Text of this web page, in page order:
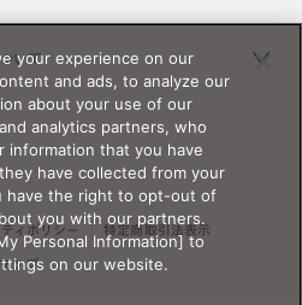
いて
ィポリシー 特定商取引法表示
ップ
your experience on our
and ads, to analyze our
about your use of our
analytics partners, who
information that you have
have collected from your
have the right to opt-out of
you with our partners.
Personal Information] to
on our website.